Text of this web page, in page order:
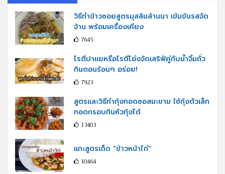
วิธีทำข้าวซอยสูตรมุสลิมล้านนา เข้มข้นรสจัด
จ้าน พร้อมเครื่องเคียง
7645
โรตีปาแยหรือโรตีโอ่งจัดเสริฟ์คู่กับนํ้าจิ้มถั่ว
กินตอนร้อนๆ อร่อย!
7923
สูตรและวิธีทำกุ้งทอดซอสมะขาม ใช้กุ้งตัวเล็ก
ทอดกรอบกินหัวกุ้งได้
13403
แกะสูตรเด็ด “ข้าวหน้าไก่”
10464